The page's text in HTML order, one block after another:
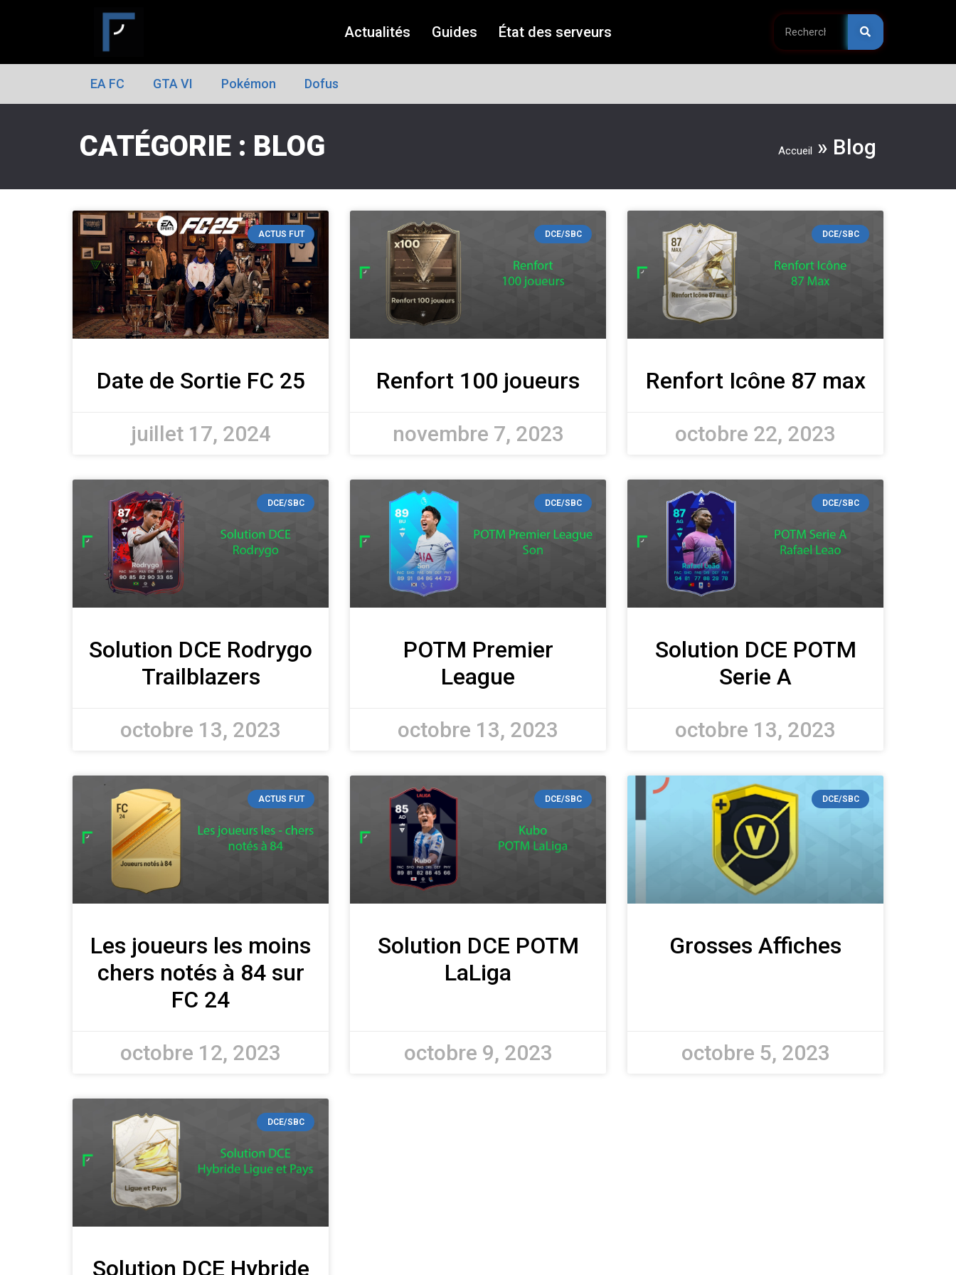
Actualités Guides État des serveurs
EA FC GTA VI Pokémon Dofus
CATÉGORIE : BLOG Accueil » Blog
ACTUS FUT
Date de Sortie FC 25
juillet 17, 2024
DCE/SBC
Renfort 100 joueurs
novembre 7, 2023
DCE/SBC
Renfort Icône 87 max
octobre 22, 2023
DCE/SBC
Solution DCE Rodrygo
Trailblazers
octobre 13, 2023
DCE/SBC
POTM Premier
League
octobre 13, 2023
DCE/SBC
Solution DCE POTM
Serie A
octobre 13, 2023
ACTUS FUT
Les joueurs les moins
chers notés à 84 sur
FC 24
octobre 12, 2023
DCE/SBC
Solution DCE POTM
LaLiga
octobre 9, 2023
DCE/SBC
Grosses Affiches
octobre 5, 2023
DCE/SBC
Solution DCE Hybride